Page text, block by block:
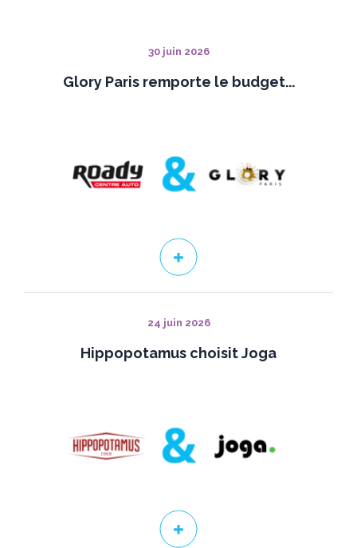
30 juin 2026
Glory Paris remporte le budget...
24 juin 2026
Hippopotamus choisit Joga